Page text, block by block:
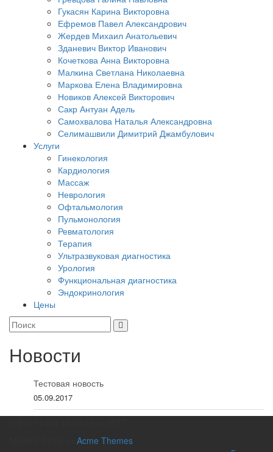
Гукасян Карина Викторовна
Ефремов Павел Александрович
Жердев Михаил Анатольевич
Зданевич Виктор Иванович
Кочеткова Анна Викторовна
Малкина Светлана Николаевна
Маркова Елена Владимировна
Новиков Алексей Викторович
Сакр Антуан Адель
Самохвалова Наталья Александровна
Селимашвили Димитрий Джамбулович
Услуги
Гинекология
Кардиология
Массаж
Неврология
Офтальмология
Пульмонология
Ревматология
Терапия
Ультразвуковая диагностика
Урология
Функциональная диагностика
Эндокринология
Цены
Новости
Тестовая новость
05.09.2017
Acme Themes